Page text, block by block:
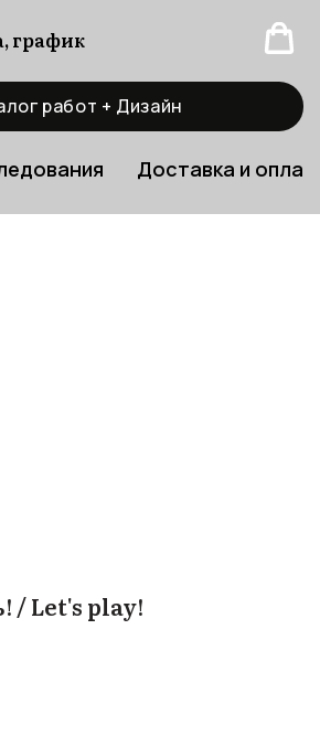
график
работ + Дизайн
Доставка и
/ Let's play!